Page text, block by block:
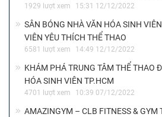
1929 lượt xem 15:31 12/12/2022
SÂN BÓNG NHÀ VĂN HÓA SINH
VIÊN YÊU THÍCH THỂ THAO
6581 lượt xem 14:49 12/12/2022
KHÁM PHÁ TRUNG TÂM THỂ THAO
HÓA SINH VIÊN TP.HCM
4701 lượt xem 10:39 07/12/2022
AMAZINGYM – CLB FITNESS & GYM